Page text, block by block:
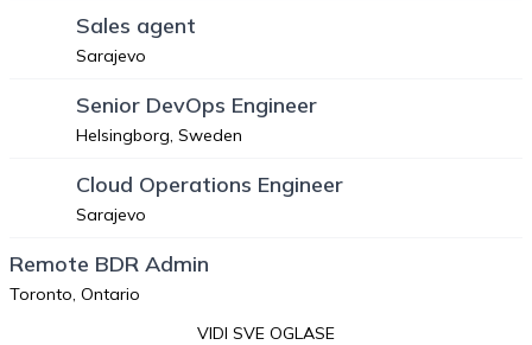
Sales agent
Sarajevo
Senior DevOps Engineer
Helsingborg, Sweden
Cloud Operations Engineer
Sarajevo
Remote BDR Admin
Toronto, Ontario
VIDI SVE OGLASE